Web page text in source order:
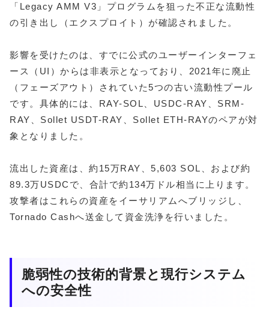
「Legacy AMM V3」プログラムを狙った不正な流動性
の引き出し（エクスプロイト）が確認されました。
影響を受けたのは、すでに公式のユーザーインターフェ
ース（UI）からは非表示となっており、2021年に廃止
（フェーズアウト）されていた5つの古い流動性プール
です。具体的には、RAY-SOL、USDC-RAY、SRM-
RAY、Sollet USDT-RAY、Sollet ETH-RAYのペアが対
象となりました。
流出した資産は、約15万RAY、5,603 SOL、および約
89.3万USDCで、合計で約134万ドル相当に上ります。
攻撃者はこれらの資産をイーサリアムへブリッジし、
Tornado Cashへ送金して資金洗浄を行いました。
脆弱性の技術的背景と現行システム
への安全性